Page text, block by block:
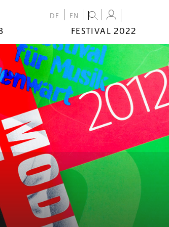
DE EN
FESTIVAL 2022